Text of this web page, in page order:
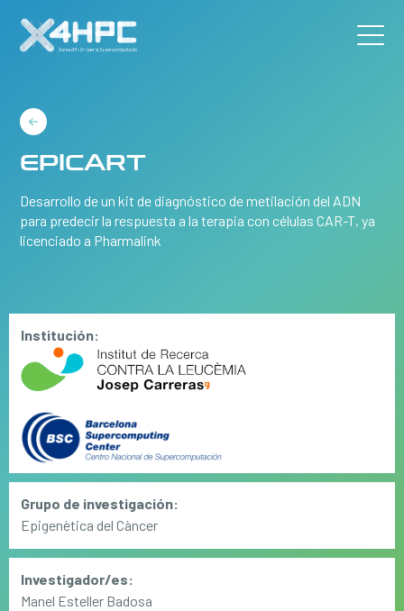
EPICART
Desarrollo de un kit de diagnóstico de metilación del ADN
para predecir la respuesta a la terapia con células CAR-T, ya
licenciado a Pharmalink
Institución:
Grupo de investigación:
Epigenètica del Càncer
Investigador/es:
Manel Esteller Badosa